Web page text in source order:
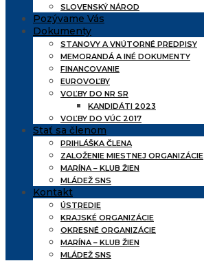
SLOVENSKÝ NÁROD
Pozývame Vás
Dokumenty
STANOVY A VNÚTORNÉ PREDPISY
MEMORANDÁ A INÉ DOKUMENTY
FINANCOVANIE
EUROVOĽBY
VOĽBY DO NR SR
KANDIDÁTI 2023
VOĽBY DO VÚC 2017
Stať sa členom
PRIHLÁŠKA ČLENA
ZALOŽENIE MIESTNEJ ORGANIZÁCIE
MARÍNA – KLUB ŽIEN
MLÁDEŽ SNS
Kontakt
ÚSTREDIE
KRAJSKÉ ORGANIZÁCIE
OKRESNÉ ORGANIZÁCIE
MARÍNA – KLUB ŽIEN
MLÁDEŽ SNS